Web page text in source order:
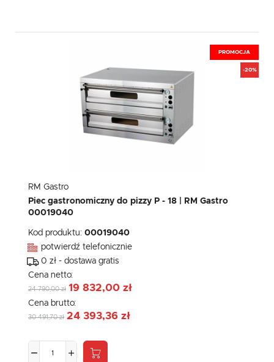
PROMOCJA
-20%
RM Gastro
Piec gastronomiczny do pizzy P - 18 | RM Gastro
00019040
Kod produktu: 00019040
potwierdź telefonicznie
0 zł - dostawa gratis
Cena netto:
24 790,00 zł 19 832,00 zł
Cena brutto:
30 491,70 zł 24 393,36 zł